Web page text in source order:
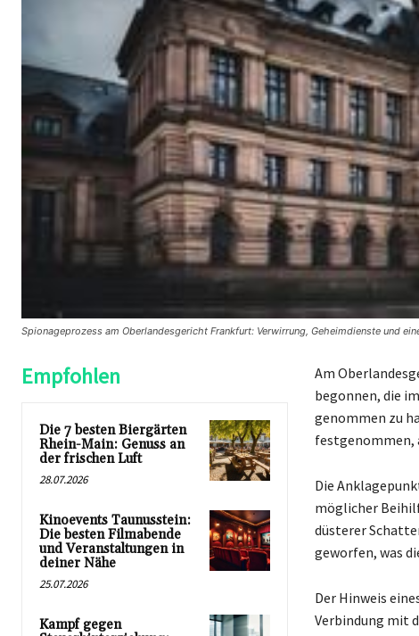
Spionageprozess am Oberlandesgericht Frankfurt: Verwirrung, Geheimdienste und
Empfohlen
Die 7 besten Biergärten
Rhein-Main: Genuss an
der frischen Luft
28.07.2026
Kinoevents Taunusstein:
Die besten Filmabende
und Veranstaltungen in
deiner Nähe
25.07.2026
Kampf gegen
Am
begonnen, die
genommen zu
festgenommen,
Die
möglicher
düsterer
geworfen, was
Der Hinweis
Verbindung mit